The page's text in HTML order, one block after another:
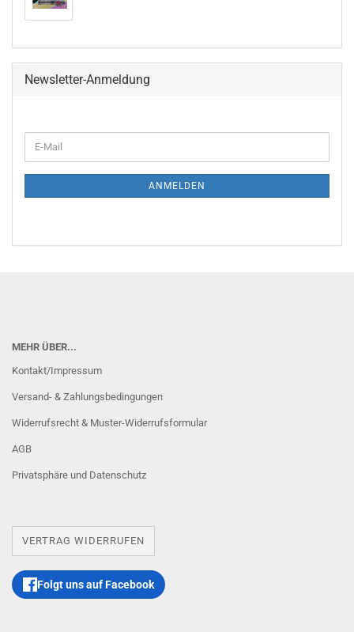
Newsletter-Anmeldung
E-
Mail
ANMELDEN
MEHR ÜBER...
Kontakt/Impressum
Versand- & Zahlungsbedingungen
Widerrufsrecht & Muster-Widerrufsformular
AGB
Privatsphäre und Datenschutz
VERTRAG WIDERRUFEN
Folgt uns auf Facebook